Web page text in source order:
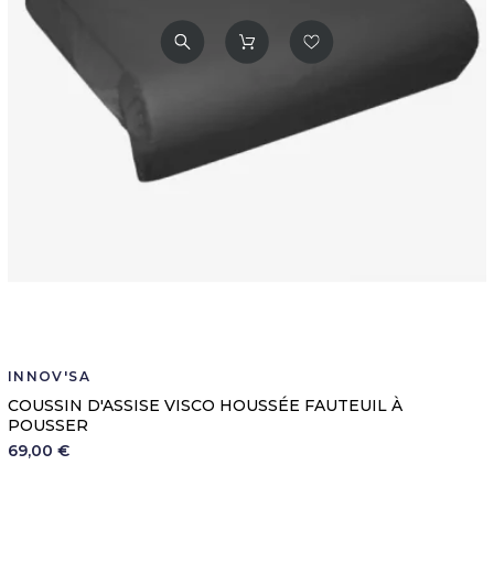
INNOV'SA
COUSSIN D'ASSISE VISCO HOUSSÉE FAUTEUIL À
POUSSER
69,00 €